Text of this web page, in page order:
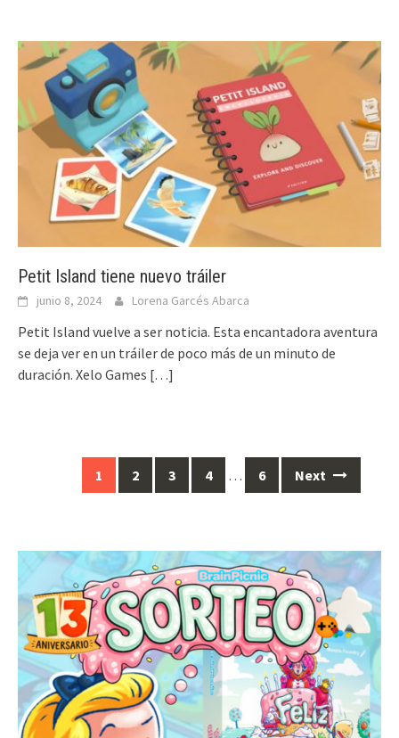
Petit Island tiene nuevo tráiler
junio 8, 2024 Lorena Garcés Abarca
Petit Island vuelve a ser noticia. Esta encantadora aventura
se deja ver en un tráiler de poco más de un minuto de
duración. Xelo Games […]
navigation
1 2 3 4 … 6 Next